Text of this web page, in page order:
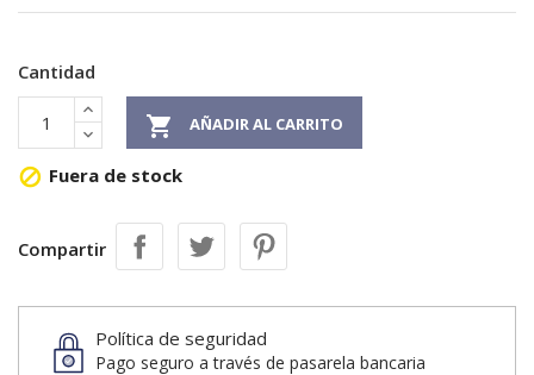
Cantidad
 AÑADIR AL CARRITO
 Fuera de stock
Compartir
Política de seguridad
Pago seguro a través de pasarela bancaria